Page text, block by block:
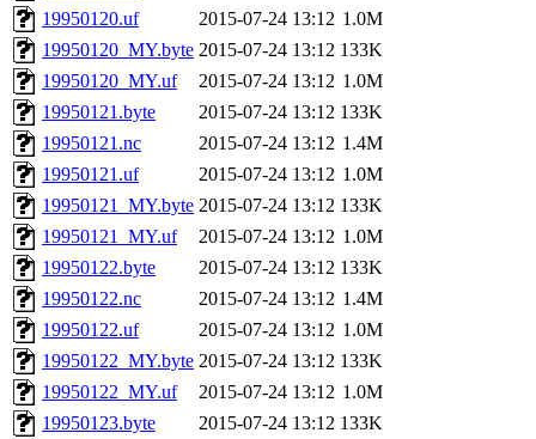
19950120.uf
2015-07-24 13:12 1.0M
19950120_MY.byte 2015-07-24 13:12 133K
19950120_MY.uf
2015-07-24 13:12 1.0M
19950121.byte
2015-07-24 13:12 133K
19950121.nc
2015-07-24 13:12 1.4M
19950121.uf
2015-07-24 13:12 1.0M
19950121_MY.byte 2015-07-24 13:12 133K
19950121_MY.uf
2015-07-24 13:12 1.0M
19950122.byte
2015-07-24 13:12 133K
19950122.nc
2015-07-24 13:12 1.4M
19950122.uf
2015-07-24 13:12 1.0M
19950122_MY.byte 2015-07-24 13:12 133K
19950122_MY.uf
2015-07-24 13:12 1.0M
19950123.byte
2015-07-24 13:12 133K